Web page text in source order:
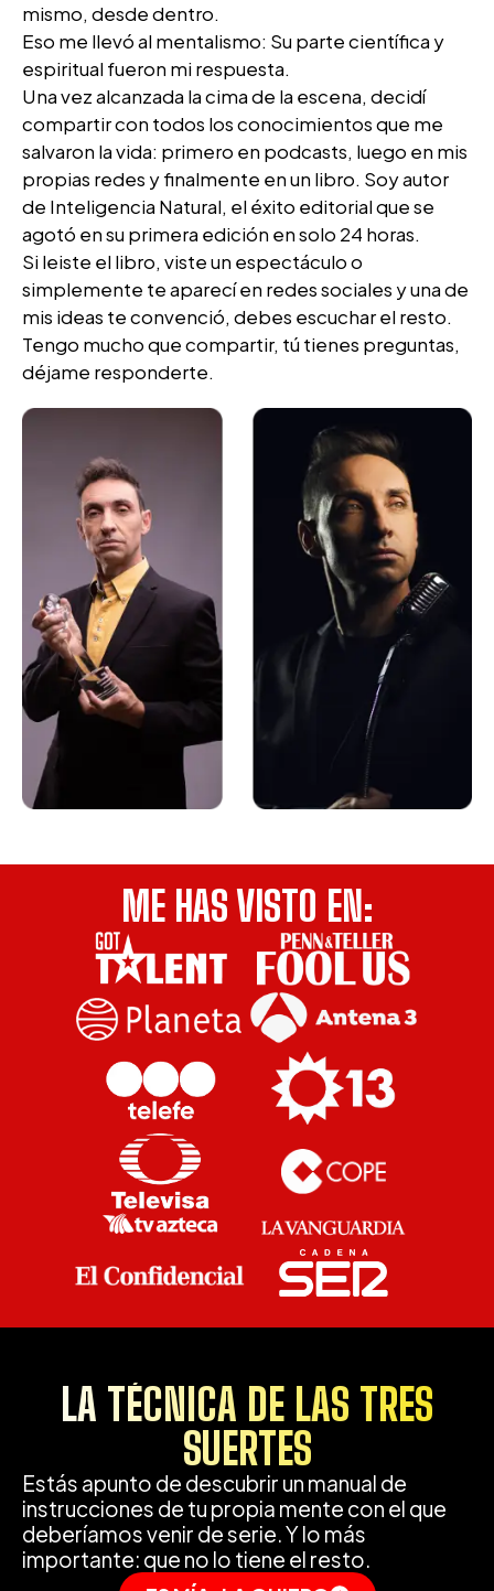
mismo, desde dentro.
Eso me llevó al mentalismo: Su parte científica y
espiritual fueron mi respuesta.
Una vez alcanzada la cima de la escena, decidí
compartir con todos los conocimientos que me
salvaron la vida: primero en podcasts, luego en mis
propias redes y finalmente en un libro. Soy autor
de Inteligencia Natural, el éxito editorial que se
agotó en su primera edición en solo 24 horas.
Si leiste el libro, viste un espectáculo o
simplemente te aparecí en redes sociales y una de
mis ideas te convenció, debes escuchar el resto.
Tengo mucho que compartir, tú tienes preguntas,
déjame responderte.
ME HAS VISTO EN:
LA TÉCNICA DE LAS TRES
SUERTES
Estás apunto de descubrir un manual de
instrucciones de tu propia mente con el que
deberíamos venir de serie. Y lo más
importante: que no lo tiene el resto.